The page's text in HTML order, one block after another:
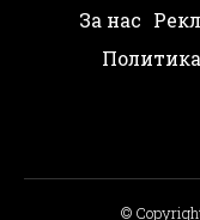
За нас
©